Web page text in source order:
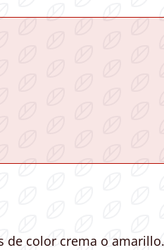
color crema o